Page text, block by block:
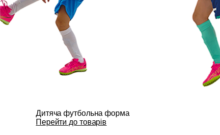
Дитяча футбольна форма
Перейти до товарів